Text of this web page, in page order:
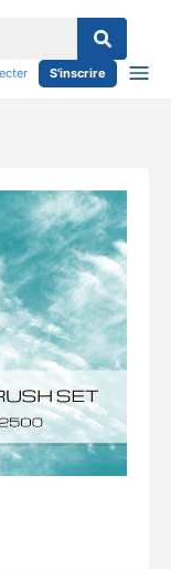
S'inscrire